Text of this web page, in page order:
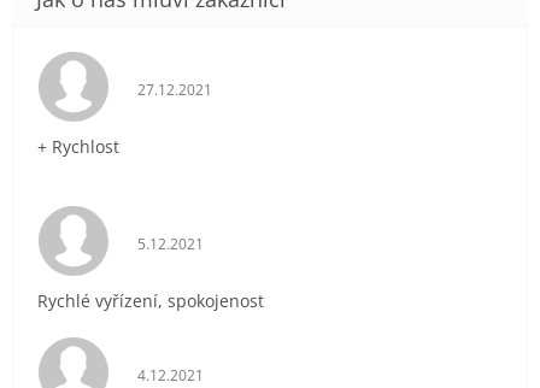
Hodnocení obchodu je 5 z 5 hvězdiček.
27.12.2021
+ Rychlost
Hodnocení obchodu je 5 z 5 hvězdiček.
5.12.2021
Rychlé vyřízení, spokojenost
Hodnocení obchodu je 5 z 5 hvězdiček.
4.12.2021